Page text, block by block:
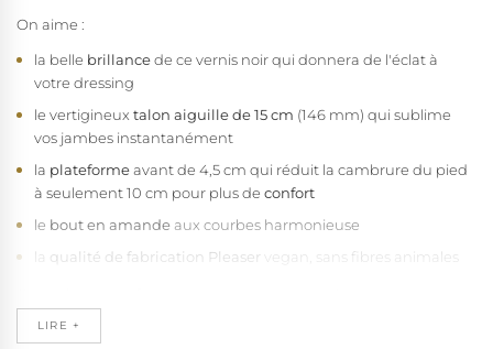
On aime :
la belle brillancede ce vernis noir qui donnera de l'éclat à
votre dressing
le vertigineux talon aiguille de 15 cm (146 mm) qui sublime
vos jambes instantanément
la plateformeavant de 4,5 cm qui réduit la cambrure du pied
à seulement 10 cm pour plus de confort
le bout en amande aux courbes harmonieuse
la
qualité de fabrication Pleaser vegan, sans fibres animales
souhaitent gagner beaucoup de hauteur tout en étant bien
dans ses pompes !
LIRE +